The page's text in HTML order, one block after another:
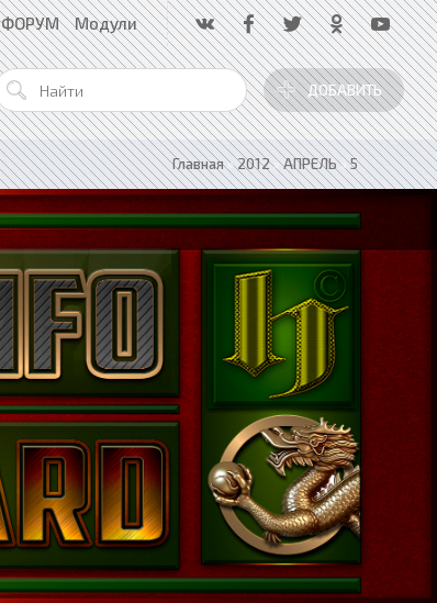
ФОРУМ Модули
ДОБАВИТЬ
Главная»2012»АПРЕЛЬ»5